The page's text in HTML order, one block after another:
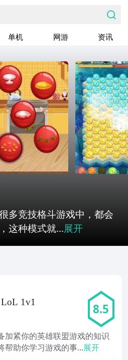
单机 网游 资讯
多竞技格斗游戏中，都会
这种模式就...展开
1v1 8.5
加紧你的英雄联盟游戏的知识
帮助你学习游戏的事...展开